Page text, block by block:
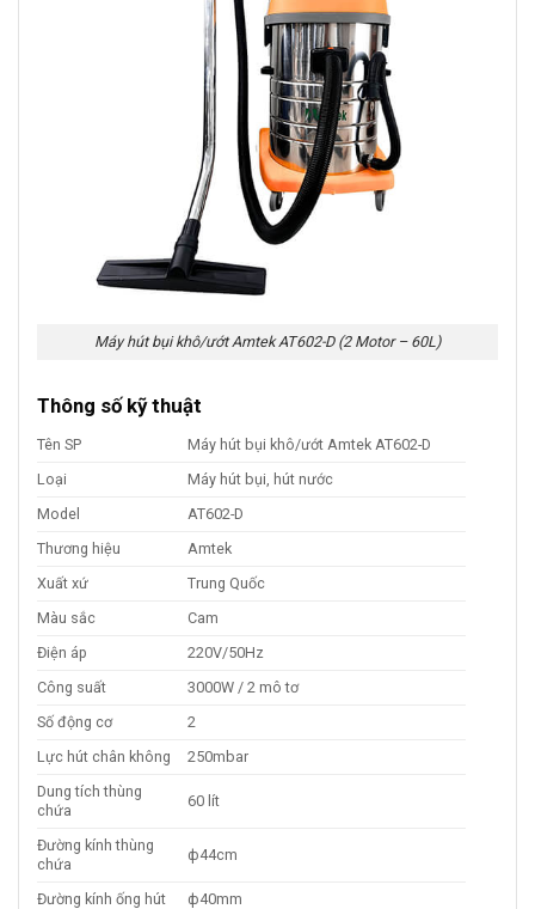
Máy hút bụi khô/ướt Amtek AT602-D (2 Motor – 60L)
Thông số kỹ thuật
Tên SP
Máy hút bụi khô/ướt Amtek AT602-D
Loại
Máy hút bụi, hút nước
Model
AT602-D
Thương hiệu
Amtek
Xuất xứ
Trung Quốc
Màu sắc
Cam
Điện áp
220V/50Hz
Công suất
3000W / 2 mô tơ
Số động cơ
2
Lực hút chân không
250mbar
Dung tích thùng
chứa
60 lít
Đường kính thùng
chứa
ф44cm
Đường kính ống hút ф40mm